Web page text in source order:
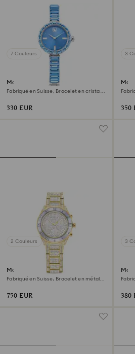
7 Couleurs
Montre Matrix bangle
Fabriqué en Suisse, Bracelet en cristal,
330 EUR
3
350
2 Couleurs
Montre Dextera lux
Fabriqué en Suisse, Bracelet en métal,
750 EUR
3
380